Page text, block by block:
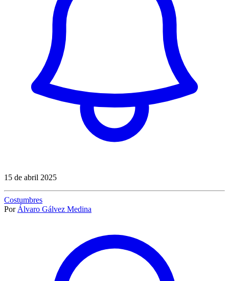
15 de abril 2025
Costumbres
Por Álvaro Gálvez Medina